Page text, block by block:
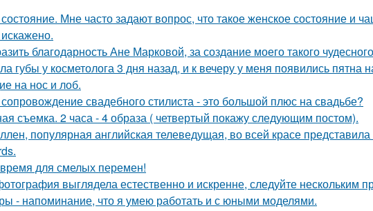
Мне часто задают вопрос, что такое женское состояние и
благодарность Ане Марковой, за создание моего такого
губы у косметолога 3 дня назад, и к вечеру у меня появились пятна
на нос и лоб.
свадебного стилиста - это большой плюс на свадьбе?
съемка. 2 часа - 4 образа ( четвертый покажу следующим постом).
популярная английская телеведущая, во всей красе
для смелых перемен!
выглядела естественно и искренне, следуйте нескольким
- напоминание, что я умею работать и с юными моделями.